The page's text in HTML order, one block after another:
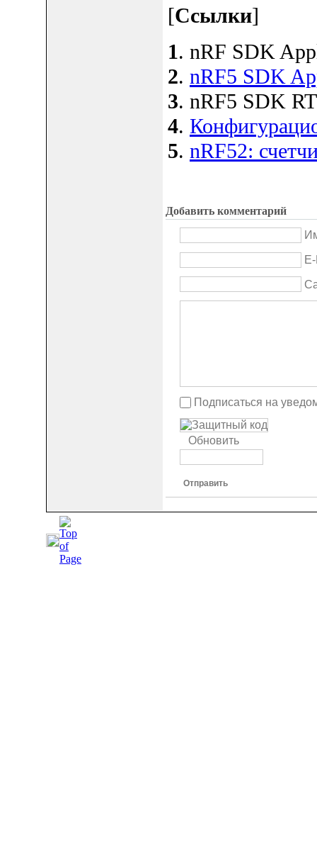
[Ссылки]
1. nRF SDK
2. nRF5 SDK
3. nRF5 SDK
4.
5. nRF52:
Добавить комментарий
Подписаться на
Обновить
Отправить